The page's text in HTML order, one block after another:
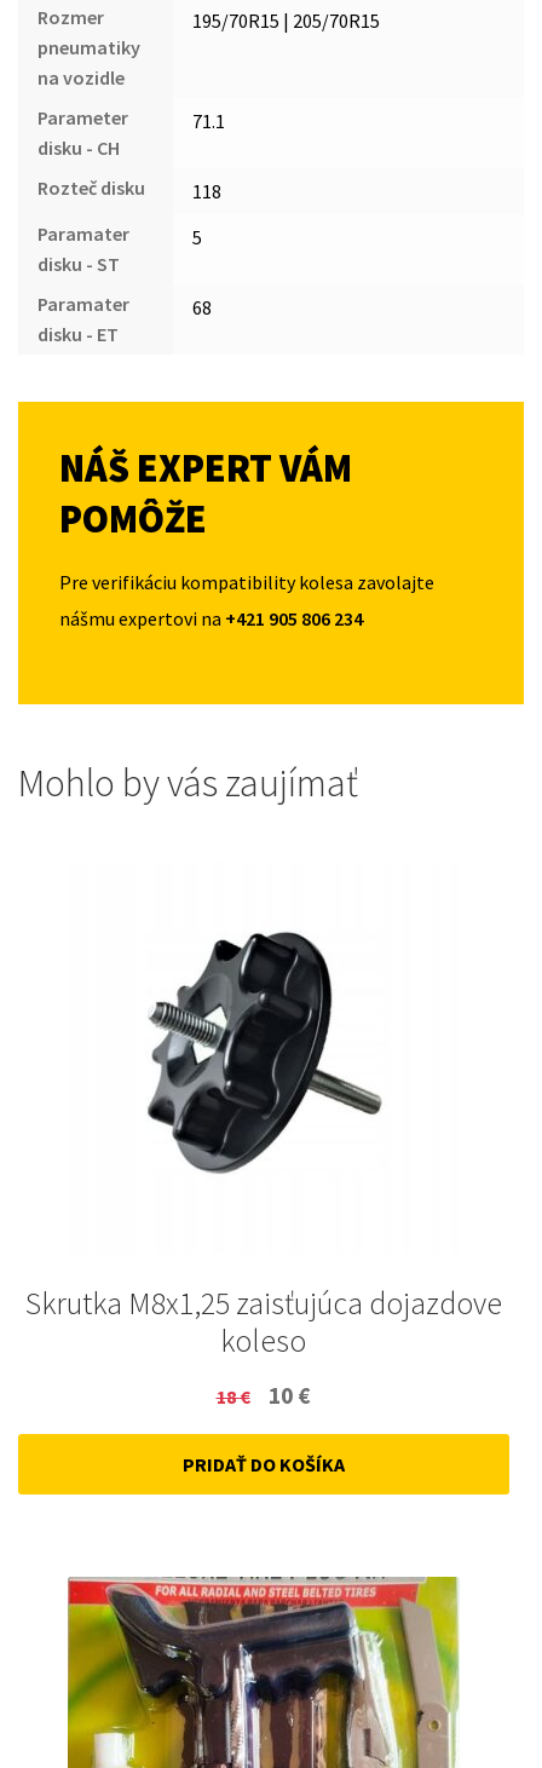
Rozmer
pneumatiky
na vozidle
195/70R15 | 205/70R15
Parameter
disku - CH
71.1
Rozteč disku
118
Paramater
disku - ST
5
Paramater
disku - ET
68
NÁŠ EXPERT VÁM
POMÔŽE
Pre verifikáciu kompatibility kolesa zavolajte
nášmu expertovi na +421 905 806 234
Mohlo by vás zaujímať
Skrutka M8x1,25 zaisťujúca dojazdove
koleso
18€
Original
price
was:
10 €
price
is:
PRIDAŤ DO KOŠÍKA